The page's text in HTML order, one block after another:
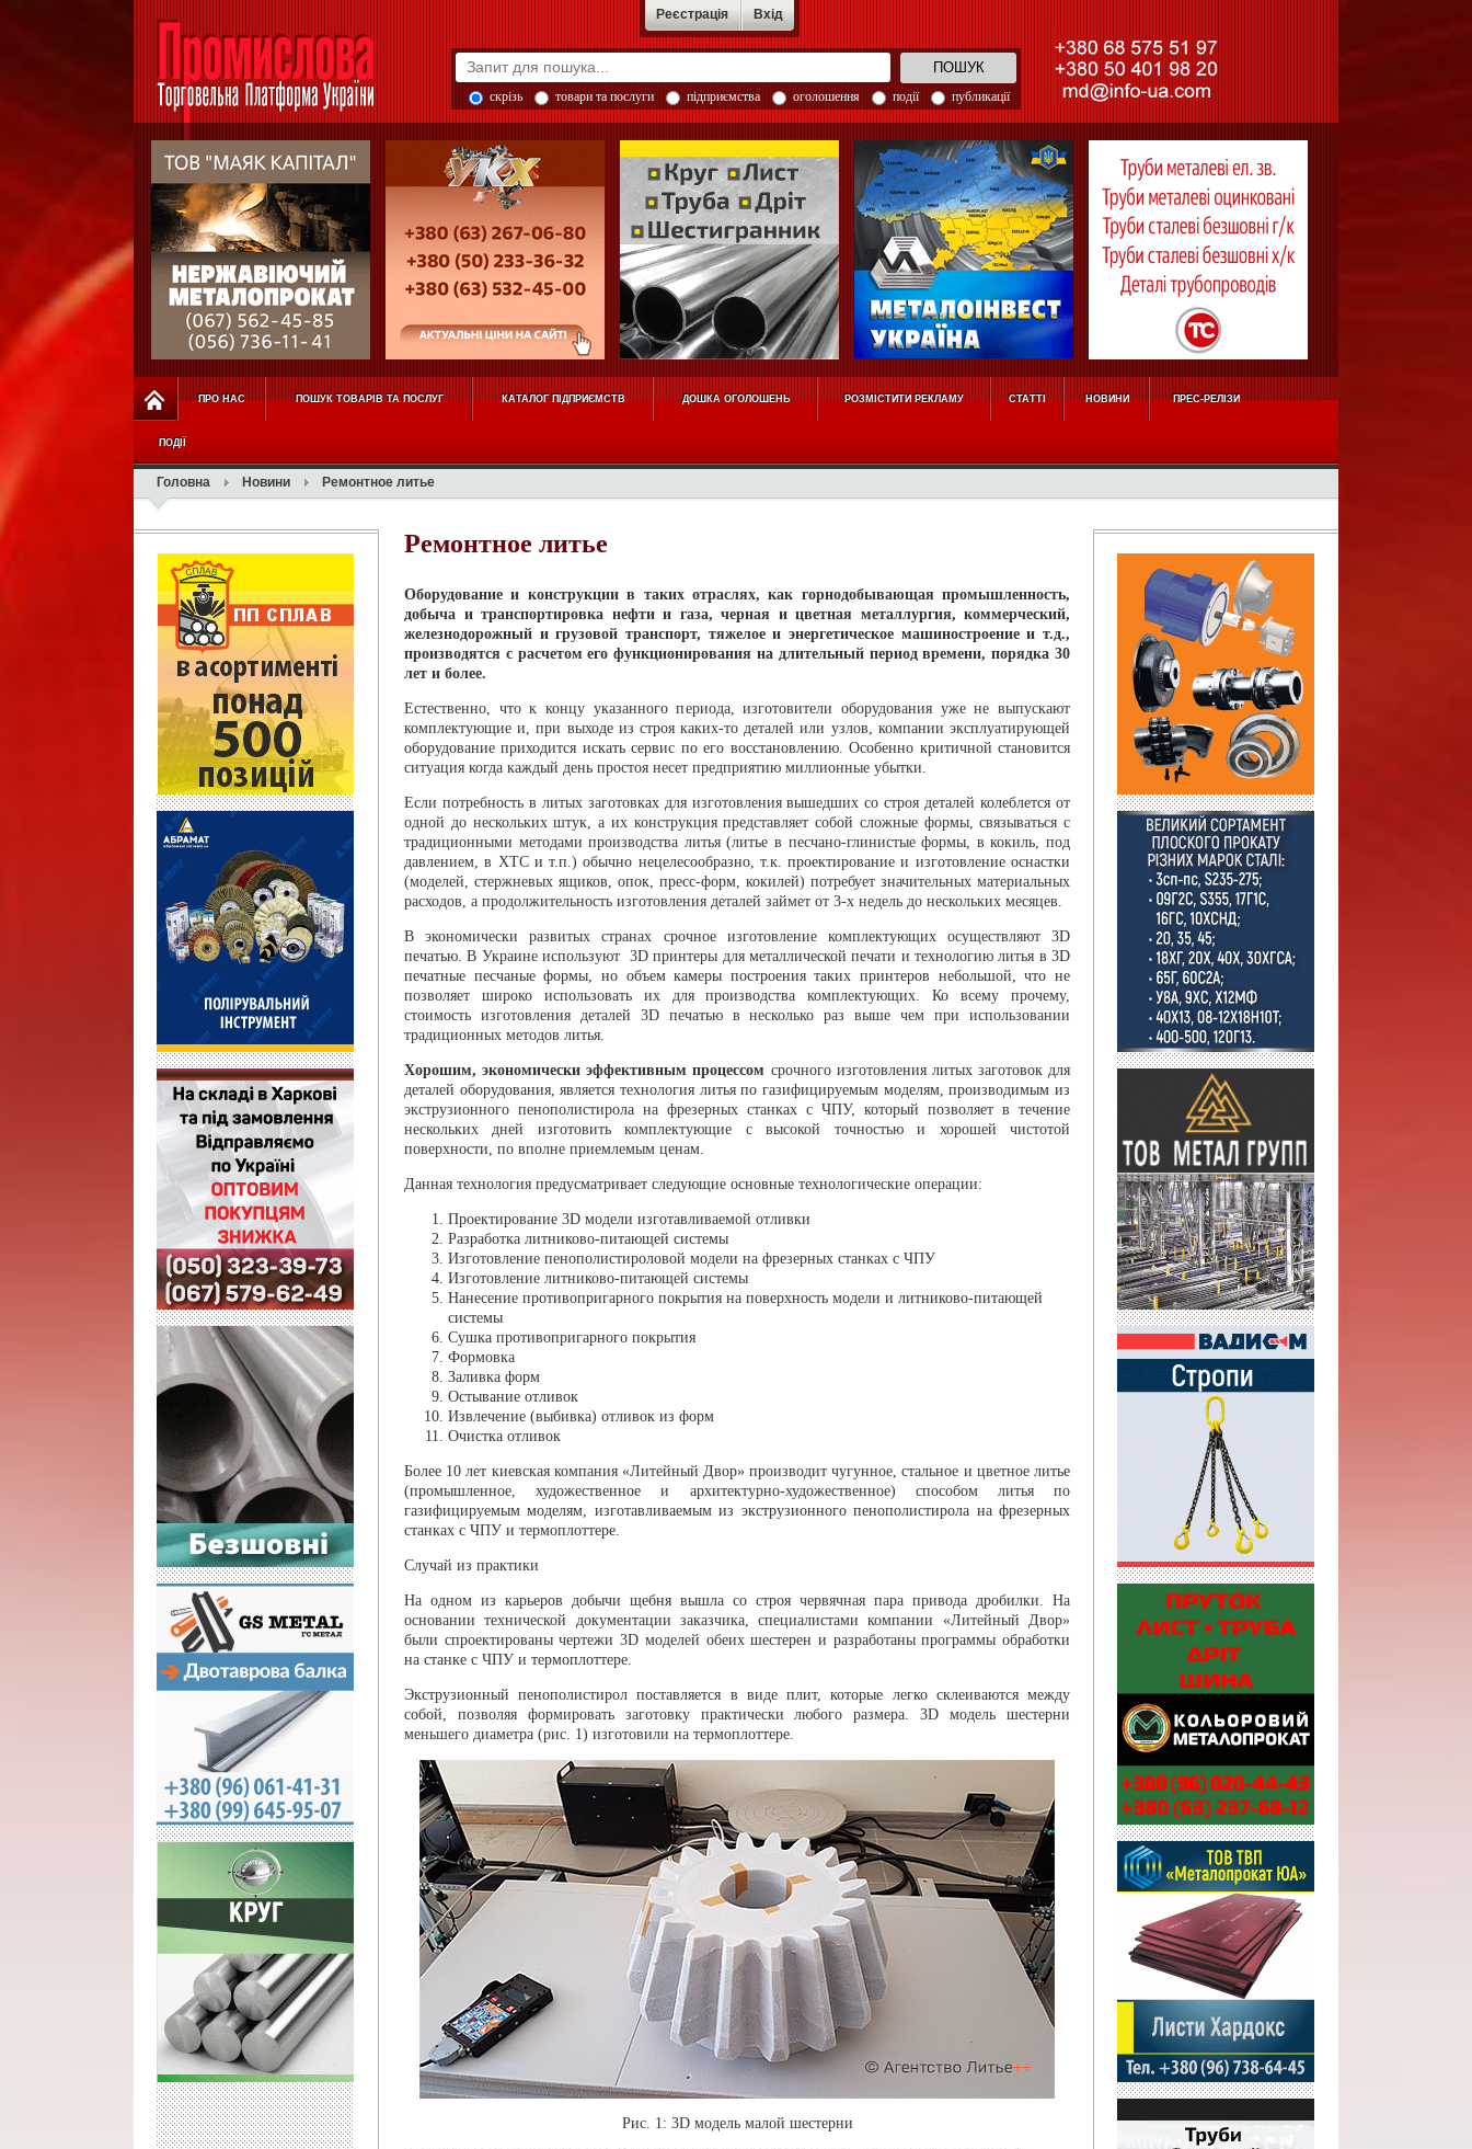
Реєстрація Вхід
скрізь товари та послуги підприємства оголошення події публикації
ПРО НАС ПОШУК ТОВАРІВ ТА ПОСЛУГ КАТАЛОГ ПІДПРИЄМСТВ ДОШКА ОГОЛОШЕНЬ РОЗМІСТИТИ РЕКЛАМУ СТАТТІ НОВИНИ ПРЕС-РЕЛІЗИ
ПОДІЇ
Головна Новини Ремонтное литье
Ремонтное литье
Оборудование и конструкции в таких отраслях, как горнодобывающая промышленность,
добыча и транспортировка нефти и газа, черная и цветная металлургия, коммерческий,
железнодорожный и грузовой транспорт, тяжелое и энергетическое машиностроение и т.д.,
производятся с расчетом его функционирования на длительный период времени, порядка 30
лет и более.
Естественно, что к концу указанного периода, изготовители оборудования уже не выпускают
комплектующие и, при выходе из строя каких-то деталей или узлов, компании эксплуатирующей
оборудование приходится искать сервис по его восстановлению. Особенно критичной становится
ситуация когда каждый день простоя несет предприятию миллионные убытки.
Если потребность в литых заготовках для изготовления вышедших со строя деталей колеблется от
одной до нескольких штук, а их конструкция представляет собой сложные формы, связываться с
традиционными методами производства литья (литье в песчано-глинистые формы, в кокиль, под
давлением, в ХТС и т.п.) обычно нецелесообразно, т.к. проектирование и изготовление оснастки
(моделей, стержневых ящиков, опок, пресс-форм, кокилей) потребует значительных материальных
расходов, а продолжительность изготовления деталей займет от 3-х недель до нескольких месяцев.
В экономически развитых странах срочное изготовление комплектующих осуществляют 3D
печатью. В Украине используют 3D принтеры для металлической печати и технологию литья в 3D
печатные песчаные формы, но объем камеры построения таких принтеров небольшой, что не
позволяет широко использовать их для производства комплектующих. Ко всему прочему,
стоимость изготовления деталей 3D печатью в несколько раз выше чем при использовании
традиционных методов литья.
Хорошим, экономически эффективным процессом срочного изготовления литых заготовок для
деталей оборудования, является технология литья по газифицируемым моделям, производимым из
экструзионного пенополистирола на фрезерных станках с ЧПУ, который позволяет в течение
нескольких дней изготовить комплектующие с высокой точностью и хорошей чистотой
поверхности, по вполне приемлемым ценам.
Данная технология предусматривает следующие основные технологические операции:
Проектирование 3D модели изготавливаемой отливки
Разработка литниково-питающей системы
Изготовление пенополистироловой модели на фрезерных станках с ЧПУ
Изготовление литниково-питающей системы
Нанесение противопригарного покрытия на поверхность модели и литниково-питающей
системы
Сушка противопригарного покрытия
Формовка
Заливка форм
Остывание отливок
Извлечение (выбивка) отливок из форм
Очистка отливок
Более 10 лет киевская компания «Литейный Двор» производит чугунное, стальное и цветное литье
(промышленное, художественное и архитектурно-художественное) способом литья по
газифицируемым моделям, изготавливаемым из экструзионного пенополистирола на фрезерных
станках с ЧПУ и термоплоттере.
Случай из практики
На одном из карьеров добычи щебня вышла со строя червячная пара привода дробилки. На
основании технической документации заказчика, специалистами компании «Литейный Двор»
были спроектированы чертежи 3D моделей обеих шестерен и разработаны программы обработки
на станке с ЧПУ и термоплоттере.
Экструзионный пенополистирол поставляется в виде плит, которые легко склеиваются между
собой, позволяя формировать заготовку практически любого размера. 3D модель шестерни
меньшего диаметра (рис. 1) изготовили на термоплоттере.
Рис. 1: 3D модель малой шестерни